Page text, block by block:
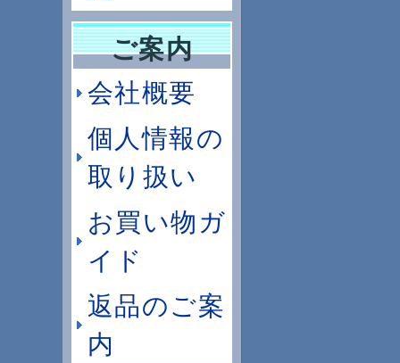
ご案内
会社概要
個人情報の
取り扱い
お買い物ガ
イド
返品のご案
内